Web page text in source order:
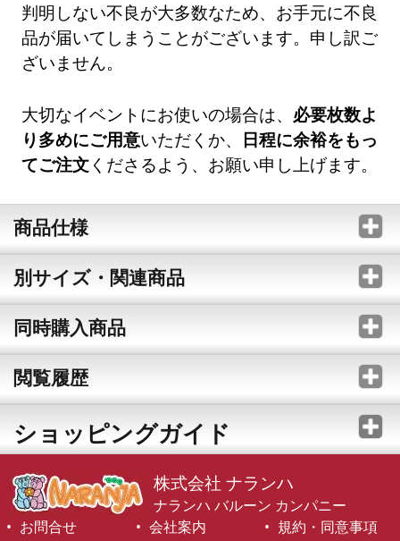
判明しない不良が大多数なため、お手元に不良
品が届いてしまうことがございます。申し訳ご
ざいません。
大切なイベントにお使いの場合は、 必要枚数よ
り多めにご用意いただくか、
日程に余裕をもっ
てご注文 くださるよう、お願い申し上げます。
商品仕様
別サイズ・関連商品
同時購入商品
閲覧履歴
ショッピングガイド
株式会社 ナランハ
ナランハ バルーン カンパニー
お問合せ
会社案内 規約・同意事項